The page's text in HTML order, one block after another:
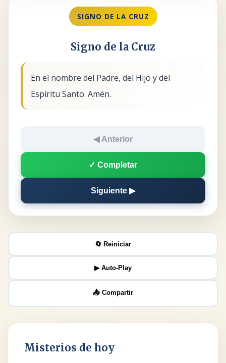
SIGNO DE LA CRUZ
Signo de la Cruz
En el nombre del Padre, del Hijo y del
Espíritu Santo. Amén.
◀ Anterior
✓ Completar
Siguiente ▶
🔄 Reiniciar
▶ Auto-Play
📤 Compartir
Misterios de hoy